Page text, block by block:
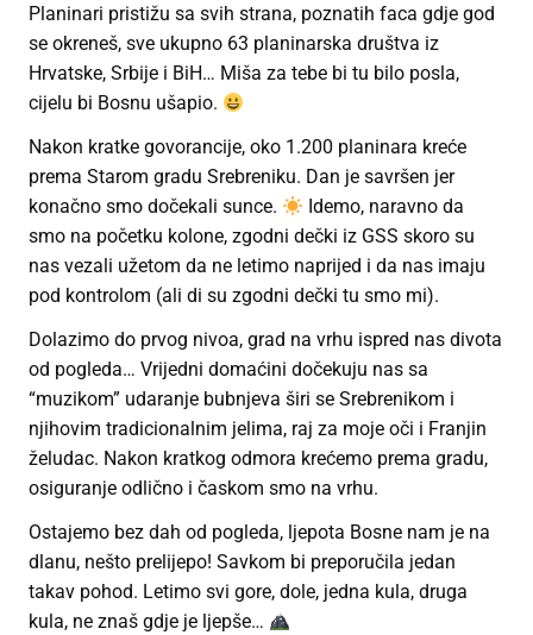
Planinari pristižu sa svih strana, poznatih faca gdje god
se okreneš, sve ukupno 63 planinarska društva iz
Hrvatske, Srbije i BiH… Miša za tebe bi tu bilo posla,
cijelu bi Bosnu ušapio.
Nakon kratke govorancije, oko 1.200 planinara kreće
prema Starom gradu Srebreniku. Dan je savršen jer
konačno smo dočekali sunce.
Idemo, naravno da
smo na početku kolone, zgodni dečki iz GSS skoro su
nas vezali užetom da ne letimo naprijed i da nas imaju
pod kontrolom (ali di su zgodni dečki tu smo mi).
Dolazimo do prvog nivoa, grad na vrhu ispred nas divota
od pogleda… Vrijedni domaćini dočekuju nas sa
“muzikom” udaranje bubnjeva širi se Srebrenikom i
njihovim tradicionalnim jelima, raj za moje oči i Franjin
želudac. Nakon kratkog odmora krećemo prema gradu,
osiguranje odlično i časkom smo na vrhu.
Ostajemo bez dah od pogleda, ljepota Bosne nam je na
dlanu, nešto prelijepo! Savkom bi preporučila jedan
takav pohod. Letimo svi gore, dole, jedna kula, druga
kula, ne znaš gdje je ljepše…